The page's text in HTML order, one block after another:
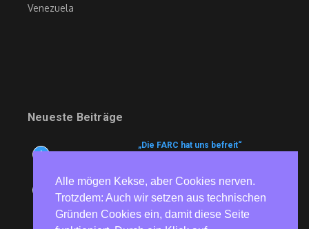
Venezuela
Neueste Beiträge
1
„Die FARC hat uns befreit“
Fünf Prozent fürs E-Auto, 35 für die
Luxuskarre: Kuba liberalisiert den
6. August 2026
Alle mögen Kekse, aber Cookies nerven.
Trotzdem: Auch wir setzen aus technischen
Gründen Cookies ein, damit diese Seite